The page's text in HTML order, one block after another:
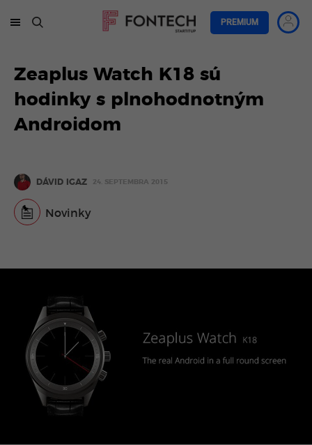
PREMIUM
Zeaplus Watch K18 sú
hodinky s plnohodnotným
Androidom
DÁVID IGAZ 24. SEPTEMBRA 2015
Novinky